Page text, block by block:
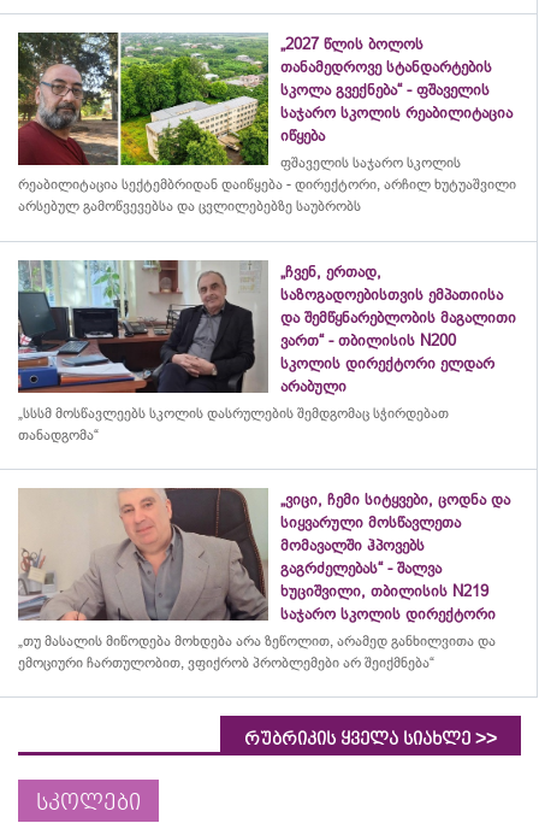
„2027 წლის ბოლოს
თანამედროვე სტანდარტების
სკოლა გვექნება“ - ფშაველის
საჯარო სკოლის რეაბილიტაცია
იწყება
ფშაველის საჯარო სკოლის
რეაბილიტაცია სექტემბრიდან დაიწყება - დირექტორი, არჩილ ხუტუაშვილი
არსებულ გამოწვევებსა და ცვლილებებზე საუბრობს
„ჩვენ, ერთად,
საზოგადოებისთვის ემპათიისა
და შემწყნარებლობის მაგალითი
ვართ“ - თბილისის N200
სკოლის დირექტორი ელდარ
არაბული
„სსსმ მოსწავლეებს სკოლის დასრულების შემდგომაც სჭირდებათ
თანადგომა“
„ვიცი, ჩემი სიტყვები, ცოდნა და
სიყვარული მოსწავლეთა
მომავალში ჰპოვებს
გაგრძელებას“ - შალვა
ხუციშვილი, თბილისის N219
საჯარო სკოლის დირექტორი
„თუ მასალის მიწოდება მოხდება არა ზეწოლით, არამედ განხილვითა და
ემოციური ჩართულობით, ვფიქრობ პრობლემები არ შეიქმნება“
რუბრიკის ყველა სიახლე >>
სკოლები